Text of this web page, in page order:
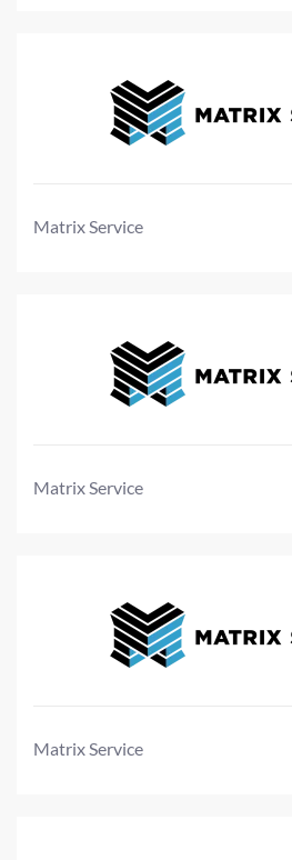
Matrix Service
Matrix Service
Matrix Service